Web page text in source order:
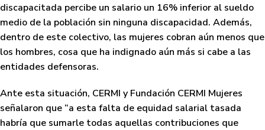
discapacitada percibe un salario un 16% inferior al sueldo
medio de la población sin ninguna discapacidad. Además,
dentro de este colectivo, las mujeres cobran aún menos que
los hombres, cosa que ha indignado aún más si cabe a las
entidades defensoras.
Ante esta situación, CERMI y Fundación CERMI Mujeres
señalaron que “a esta falta de equidad salarial tasada
habría que sumarle todas aquellas contribuciones que